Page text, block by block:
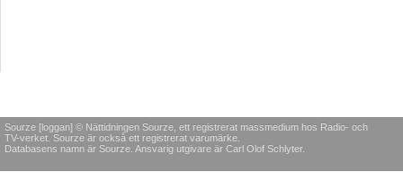
Sourze [loggan] © Nättidningen Sourze, ett registrerat massmedium hos Radio- och
TV-verket. Sourze är också ett registrerat varumärke.
Databasens namn är Sourze. Ansvarig utgivare är Carl Olof Schlyter.